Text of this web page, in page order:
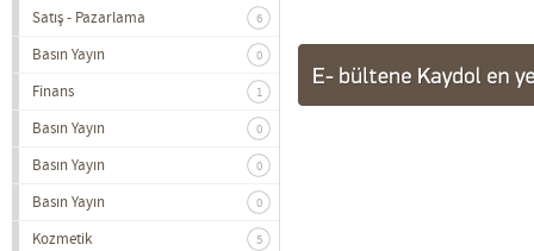
Satış - Pazarlama 6
Basın Yayın 0
Finans 1
Basın Yayın 0
Basın Yayın 0
Basın Yayın 0
Kozmetik 5